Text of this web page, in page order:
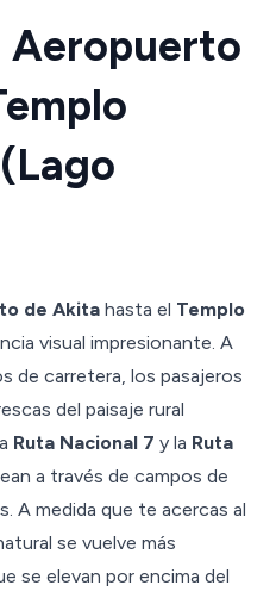
Aeropuerto
de Akita hasta el Templo
visual impresionante. A
de carretera, los pasajeros
del paisaje rural
Ruta Nacional 7 y la Ruta
a través de campos de
A medida que te acercas al
se vuelve más
se elevan por encima del